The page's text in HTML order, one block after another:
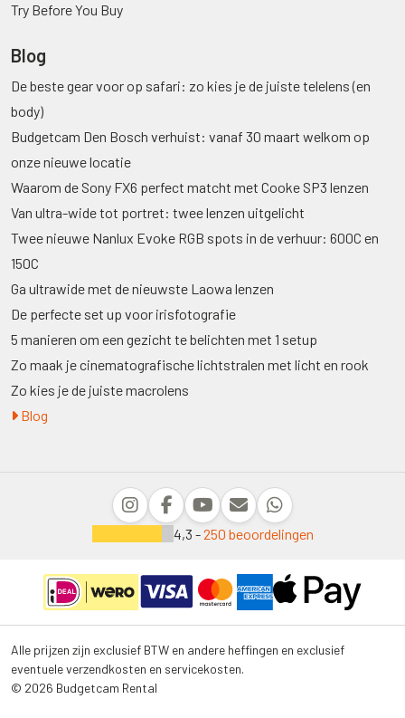
Try Before You Buy
Blog
De beste gear voor op safari: zo kies je de juiste telelens (en
body)
Budgetcam Den Bosch verhuist: vanaf 30 maart welkom op
onze nieuwe locatie
Waarom de Sony FX6 perfect matcht met Cooke SP3 lenzen
Van ultra-wide tot portret: twee lenzen uitgelicht
Twee nieuwe Nanlux Evoke RGB spots in de verhuur: 600C en
150C
Ga ultrawide met de nieuwste Laowa lenzen
De perfecte set up voor irisfotografie
5 manieren om een gezicht te belichten met 1 setup
Zo maak je cinematografische lichtstralen met licht en rook
Zo kies je de juiste macrolens
Blog
4,3 -250 beoordelingen
Alle prijzen zijn exclusief BTW en andere heffingen en exclusief
eventuele verzendkosten en servicekosten.
© 2026 Budgetcam Rental